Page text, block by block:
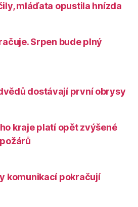
mláďata opustila hnízda
Srpen bude plný
dostávají první obrysy
kraje platí opět zvýšené
komunikací pokračují